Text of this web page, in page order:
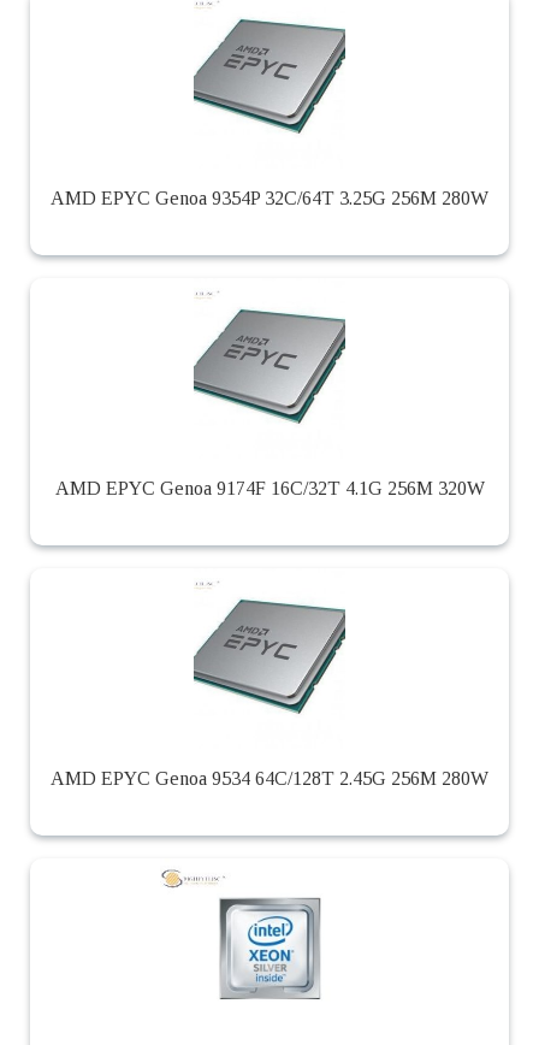
AMD EPYC Genoa 9354P 32C/64T 3.25G 256M 280W
AMD EPYC Genoa 9174F 16C/32T 4.1G 256M 320W
AMD EPYC Genoa 9534 64C/128T 2.45G 256M 280W